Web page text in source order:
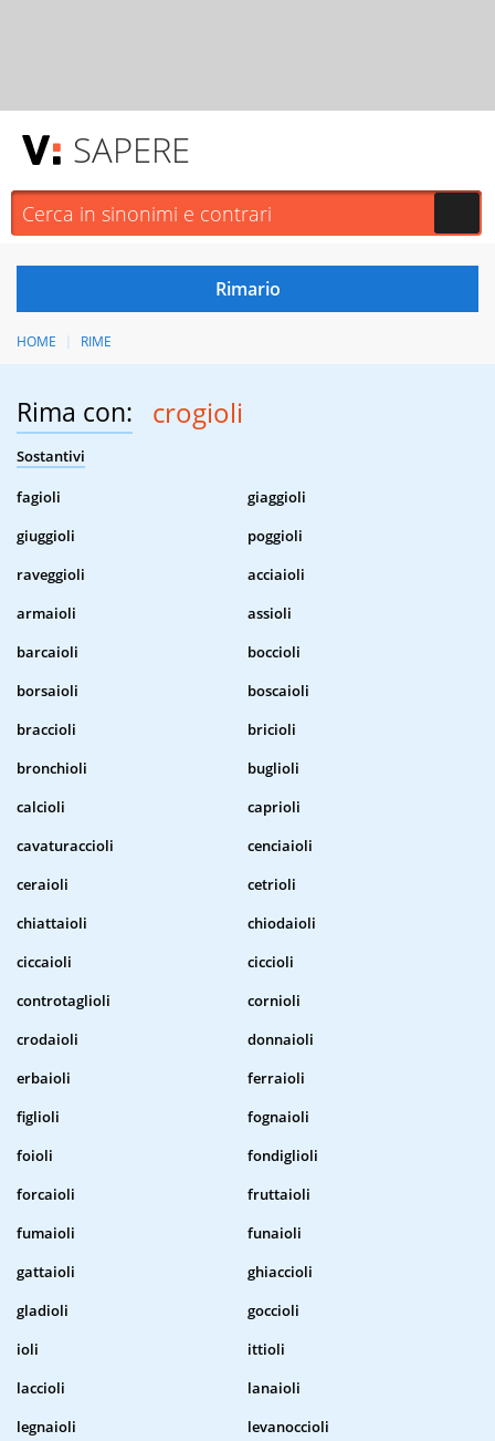
SAPERE
HOME RIME
Rima con: crogioli
Sostantivi
fagioli
giaggioli
giuggioli
poggioli
raveggioli
acciaioli
armaioli
assioli
barcaioli
boccioli
borsaioli
boscaioli
braccioli
bricioli
bronchioli
buglioli
calcioli
caprioli
cavaturaccioli
cenciaioli
ceraioli
cetrioli
chiattaioli
chiodaioli
ciccaioli
ciccioli
controtaglioli
cornioli
crodaioli
donnaioli
erbaioli
ferraioli
figlioli
fognaioli
foioli
fondiglioli
forcaioli
fruttaioli
fumaioli
funaioli
gattaioli
ghiaccioli
gladioli
goccioli
ioli
ittioli
laccioli
lanaioli
legnaioli
levanoccioli